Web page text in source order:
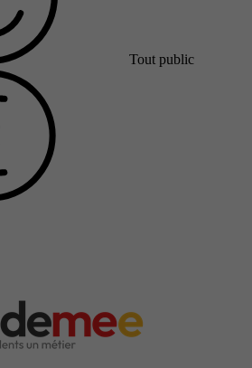
Tout public